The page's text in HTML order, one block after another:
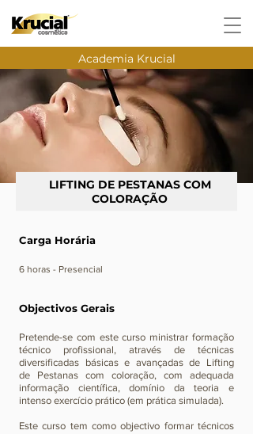
Academia Krucial
LIFTING DE PESTANAS COM
COLORAÇÃO
Carga Horária
​6 horas - Presencial
Objectivos Gerais
Pretende-se com este curso ministrar formação
técnico profissional, através de técnicas
diversificadas básicas e avançadas de Lifting
de Pestanas com coloração, com adequada
informação científica,domínio da teoria e
intenso exercício prático (em prática simulada).
Este curso tem como objectivo formar técnicos